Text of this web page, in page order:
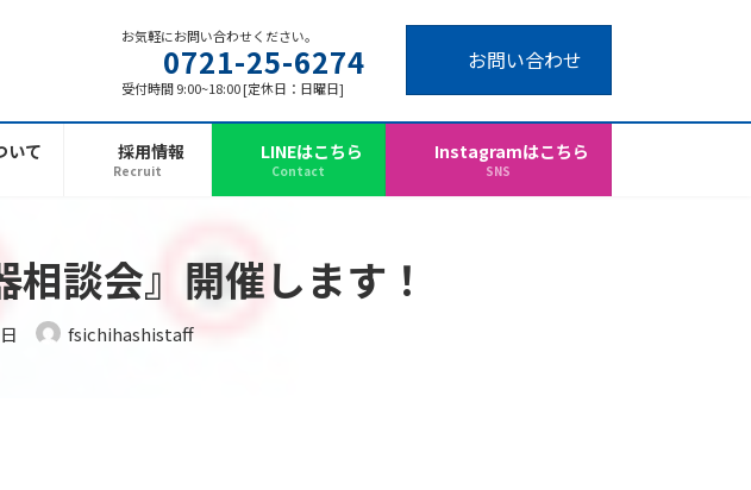
お気軽にお問い合わせください。
0721-25-6274
受付時間 9:00~18:00 [定休日：日曜日]
お問い合わせ
いて 採用情報
Recruit
LINEはこちら
Contact
Instagramはこちら
SNS
相談会』開催します！
fsichihashistaff